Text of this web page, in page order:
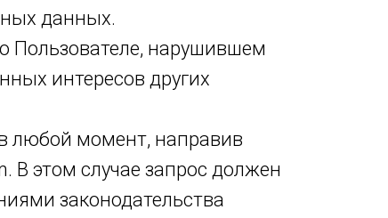
данных.
Пользователе, нарушившем
интересов других
любой момент, направив
В этом случае запрос должен
законодательства